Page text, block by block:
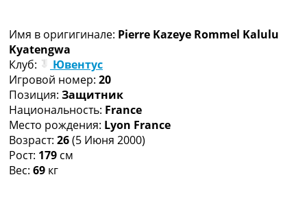
Другие Турниры >>>
Таблицы
Таблицы групп Чемпионата Мира
Украина. Премьер-Лига
Украина. Первая Лига
Лига Чемпионов. Таблицы групп
Англия. Премьер-Лига
Испания. Ла Лига
Все таблицы >>>
Рейтинги
Имя в оригигинале: Pierre Kazeye Rommel Kalulu
Kyatengwa
Клуб:
Ювентус
Игровой номер: 20
Позиция: Защитник
Национальность: France
Место рождения: Lyon France
Возраст: 26(5 Июня 2000)
Рост: 179 см
Вес: 69 кг